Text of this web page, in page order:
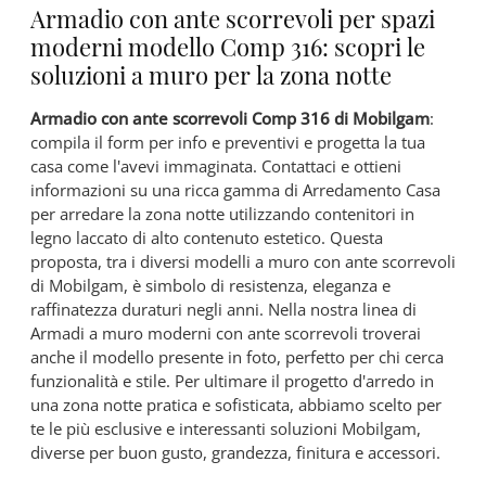
Armadio con ante scorrevoli per spazi
moderni modello Comp 316: scopri le
soluzioni a muro per la zona notte
Armadio con ante scorrevoli Comp 316 di Mobilgam:
compila il form per info e preventivi e progetta la tua
casa come l'avevi immaginata. Contattaci e ottieni
informazioni su una ricca gamma di Arredamento Casa
per arredare la zona notte utilizzando contenitori in
legno laccato di alto contenuto estetico. Questa
proposta, tra i diversi modelli a muro con ante scorrevoli
di Mobilgam, è simbolo di resistenza, eleganza e
raffinatezza duraturi negli anni. Nella nostra linea di
Armadi a muro moderni con ante scorrevoli troverai
anche il modello presente in foto, perfetto per chi cerca
funzionalità e stile. Per ultimare il progetto d'arredo in
una zona notte pratica e sofisticata, abbiamo scelto per
te le più esclusive e interessanti soluzioni Mobilgam,
diverse per buon gusto, grandezza, finitura e accessori.